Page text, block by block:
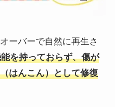
ーバーで自然に再生さ
を持っておらず、傷が
はんこん）として修復